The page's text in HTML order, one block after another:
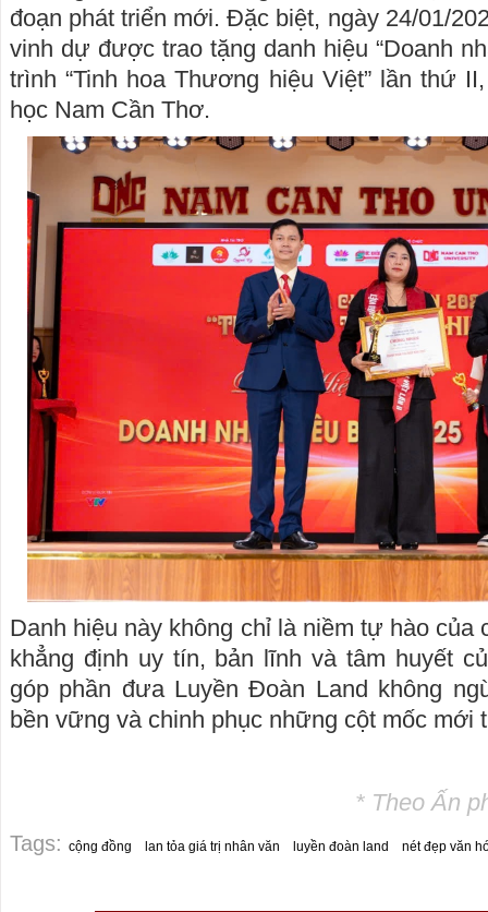
đoạn phát triển mới. Đặc biệt, ngày 24/01/
vinh dự được trao tặng danh hiệu “Doanh
trình “Tinh hoa Thương hiệu Việt” lần thứ
học Nam Cần Thơ.
Danh hiệu này không chỉ là niềm tự hào của
khẳng định uy tín, bản lĩnh và tâm huyết
góp phần đưa Luyền Đoàn Land không
bền vững và chinh phục những cột mốc mới
* Theo Ấn
Tags: cộng đồng lan tỏa giá trị nhân văn luyền đoàn land nét đẹp văn